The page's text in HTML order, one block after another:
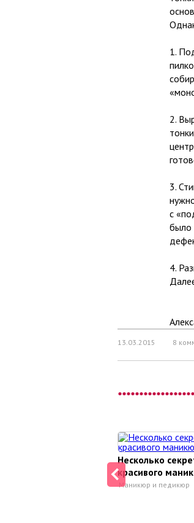
1.
2.
3.
с
было
4.
13.03.2015 8
Несколько
красивого
Маникюр и педикюр